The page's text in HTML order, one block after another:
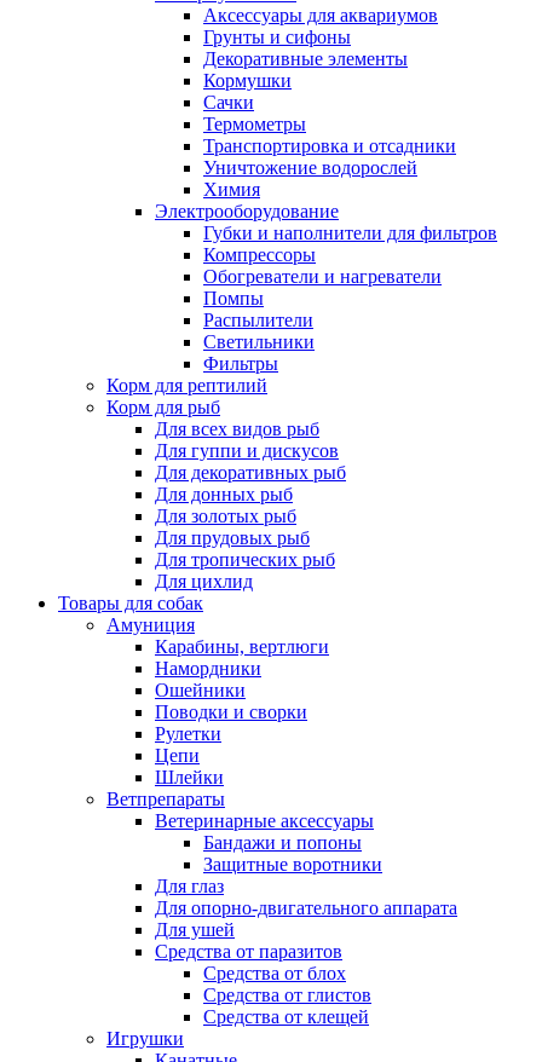
Аксессуары для аквариумов
Грунты и сифоны
Декоративные элементы
Кормушки
Сачки
Термометры
Транспортировка и отсадники
Уничтожение водорослей
Химия
Электрооборудование
Губки и наполнители для фильтров
Компрессоры
Обогреватели и нагреватели
Помпы
Распылители
Светильники
Фильтры
Корм для рептилий
Корм для рыб
Для всех видов рыб
Для гуппи и дискусов
Для декоративных рыб
Для донных рыб
Для золотых рыб
Для прудовых рыб
Для тропических рыб
Для цихлид
Товары для собак
Амуниция
Карабины, вертлюги
Намордники
Ошейники
Поводки и сворки
Рулетки
Цепи
Шлейки
Ветпрепараты
Ветеринарные аксессуары
Бандажи и попоны
Защитные воротники
Для глаз
Для опорно-двигательного аппарата
Для ушей
Средства от паразитов
Средства от блох
Средства от глистов
Средства от клещей
Игрушки